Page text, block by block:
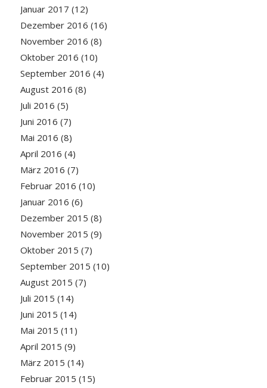
Januar 2017 (12)
Dezember 2016 (16)
November 2016 (8)
Oktober 2016 (10)
September 2016 (4)
August 2016 (8)
Juli 2016 (5)
Juni 2016 (7)
Mai 2016 (8)
April 2016 (4)
März 2016 (7)
Februar 2016 (10)
Januar 2016 (6)
Dezember 2015 (8)
November 2015 (9)
Oktober 2015 (7)
September 2015 (10)
August 2015 (7)
Juli 2015 (14)
Juni 2015 (14)
Mai 2015 (11)
April 2015 (9)
März 2015 (14)
Februar 2015 (15)